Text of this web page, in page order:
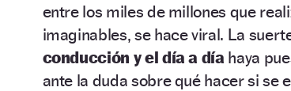
entre los miles de millones que
imaginables, se hace viral. La
conducción y el día a día haya
ante la duda sobre qué hacer si se